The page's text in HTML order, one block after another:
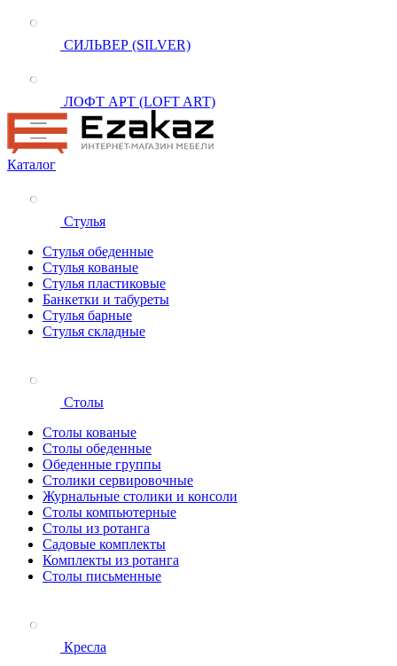
СИЛЬВЕР (SILVER)
ЛОФТ АРТ (LOFT ART)
Каталог
Стулья
Стулья обеденные
Стулья кованые
Стулья пластиковые
Банкетки и табуреты
Стулья барные
Стулья складные
Столы
Столы кованые
Столы обеденные
Обеденные группы
Столики сервировочные
Журнальные столики и консоли
Столы компьютерные
Столы из ротанга
Садовые комплекты
Комплекты из ротанга
Столы письменные
Кресла